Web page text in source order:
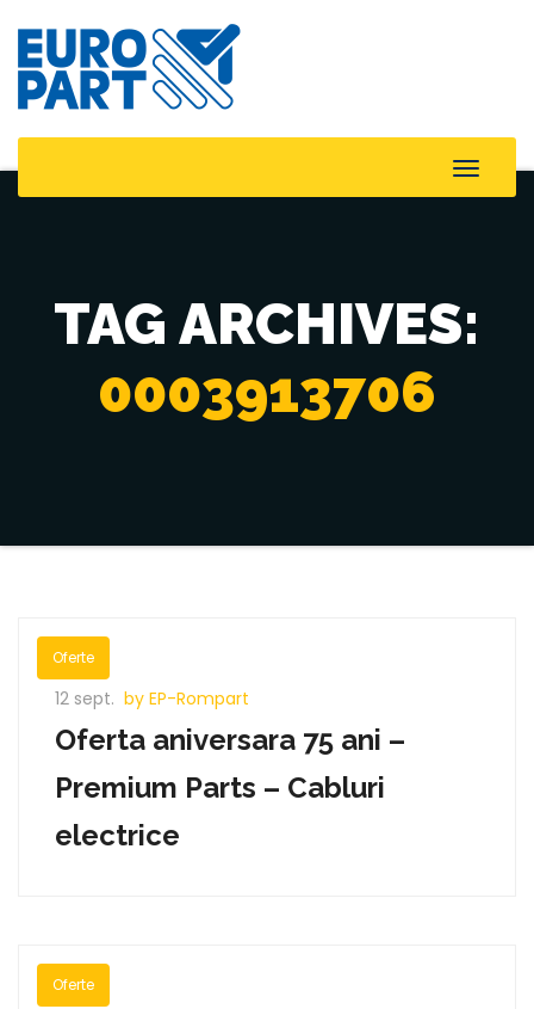
Toggle
TAG ARCHIVES:
0003913706
Oferte
12 sept. by EP-Rompart
Oferta aniversara 75 ani –
Premium Parts – Cabluri
electrice
Oferte